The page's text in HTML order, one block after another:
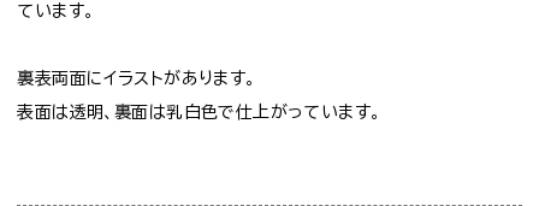
ています。
裏表両面にイラストがあります。
表面は透明、裏面は乳白色で仕上がっています。